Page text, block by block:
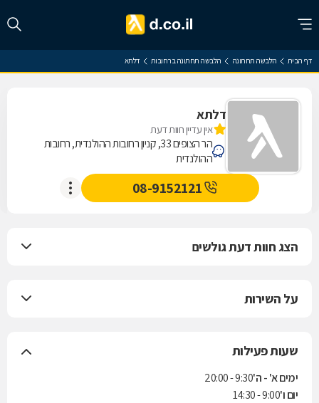
דף הבית הלבשה תחתונה הלבשה תחתונה ברחובות דלתא
דלתא
אין עדיין חוות דעת
הר הצופים 33, קניון רחובות ההולנדית, רחובות
ההולנדית
08-9152121
הצג חוות דעת גולשים
על השירות
שעות פעילות
ימים א' - ה'9:30 - 20:00
יום ו'9:00 - 14:30